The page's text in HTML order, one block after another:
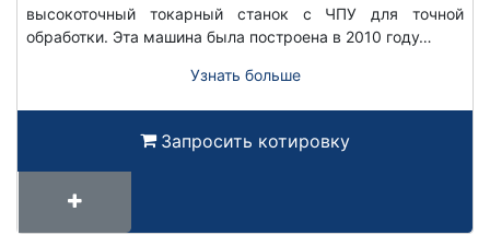
высокоточный токарный станок с ЧПУ для точной
обработки. Эта машина была построена в 2010 году…
Узнать больше
Запросить котировку